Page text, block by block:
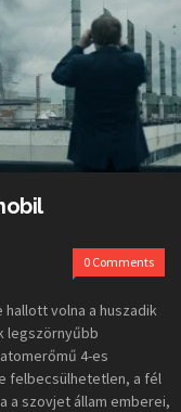
0 Comments
hallott volna a huszadik
legszörnyűbb
4-es
felbecsülhetetlen, a fél
a szovjet állam emberei,